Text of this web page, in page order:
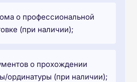
о профессиональной
(при наличии);
о прохождении
ординатуры (при наличии);